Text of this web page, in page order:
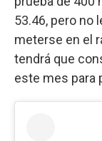
53.46, pero no
meterse en el
tendrá que
este mes para